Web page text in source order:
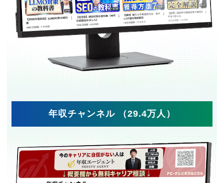
年収チャンネル （29.4万人）